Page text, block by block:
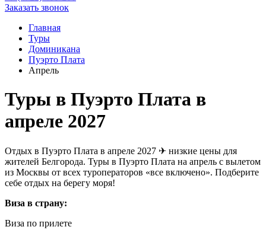
Заказать звонок
Главная
Туры
Доминикана
Пуэрто Плата
Апрель
Туры в Пуэрто Плата в
апреле 2027
Отдых в Пуэрто Плата в апреле 2027 ✈ низкие цены для
жителей Белгорода. Туры в Пуэрто Плата на апрель с вылетом
из Москвы от всех туроператоров «все включено». Подберите
себе отдых на берегу моря!
Виза в страну:
Виза по прилете